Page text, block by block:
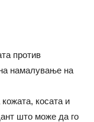
против
намалување на
кожата, косата и
што може да го